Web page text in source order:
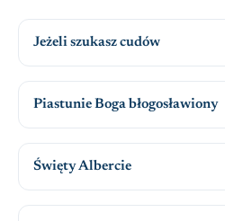
Jeżeli szukasz cudów
Piastunie Boga błogosławiony
Święty Albercie